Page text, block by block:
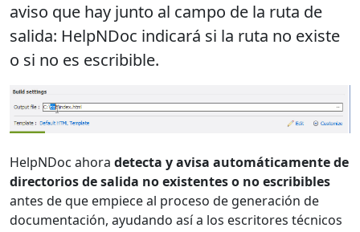
aviso que hay junto al campo de la ruta de
salida: HelpNDoc indicará si la ruta no existe
o si no es escribible.
HelpNDoc ahora detecta y avisa automáticamente de
directorios de salida no existentes o no escribibles
antes de que empiece al proceso de generación de
documentación, ayudando así a los escritores técnicos